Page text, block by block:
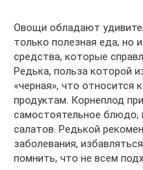
Овощи обладают
только полезная еда, но
средства, которые
Редька, польза которой
«черная», что относится
продуктам. Корнеплод
самостоятельное блюдо,
салатов. Редькой
заболевания,
помнить, что не всем